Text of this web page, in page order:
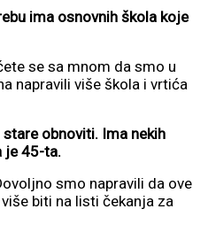
ima osnovnih škola koje
se sa mnom da smo u
napravili više škola i vrtića
obnoviti. Ima nekih
je 45-ta.
smo napravili da ove
biti na listi čekanja za